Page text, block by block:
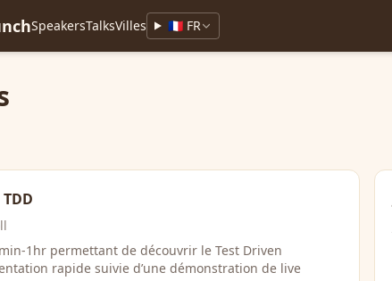
SpeakersTalksVilles 🇫🇷 FR
1hr permettant de découvrir le Test Driven
rapide suivie d’une démonstration de live